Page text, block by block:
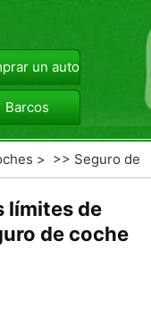
un automóvil
Barcos
> >> Seguro de
límites de
de coche